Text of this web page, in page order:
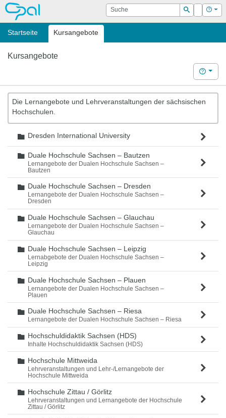
OPAL Suche
Suchen
Login Hilfe
Startseite Kursangebote
Kursangebote
Hilfe
Die Lernangebote und Lehrveranstaltungen der sächsischen
Hochschulen.
Ordner
Dresden International University
Ordner
Duale Hochschule Sachsen – Bautzen
Lernangebote der Dualen Hochschule Sachsen –
Bautzen
Ordner
Duale Hochschule Sachsen – Dresden
Lernangebote der Dualen Hochschule Sachsen –
Dresden
Ordner
Duale Hochschule Sachsen – Glauchau
Lernangebote der Dualen Hochschule Sachsen –
Glauchau
Ordner
Duale Hochschule Sachsen – Leipzig
Lernabgebote der Dualen Hochschule Sachsen –
Leipzig
Ordner
Duale Hochschule Sachsen – Plauen
Lernangebote der Dualen Hochschule Sachsen –
Plauen
Ordner
Duale Hochschule Sachsen – Riesa
Lernangebote der Dualen Hochschule Sachsen – Riesa
Ordner
Hochschuldidaktik Sachsen (HDS)
Inhalte Hochschuldidaktik Sachsen (HDS)
Ordner
Hochschule Mittweida
Lehrveranstaltungen und Lehr-/Lernangebote der
Hochschule Mittweida
Ordner
Hochschule Zittau / Görlitz
Lehrveranstaltungen und Lernangebote der Hochschule
Zittau / Görlitz